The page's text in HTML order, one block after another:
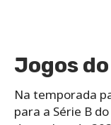
Jogos
Na temporada
para a Série B